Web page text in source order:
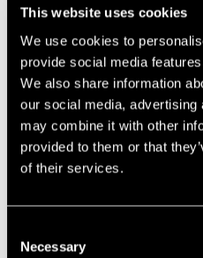
This website uses cookies
We use cookies to
provide social media
We also share information
our social media,
may combine it with other
provided to them or that
of their services.
Selection
Necessary